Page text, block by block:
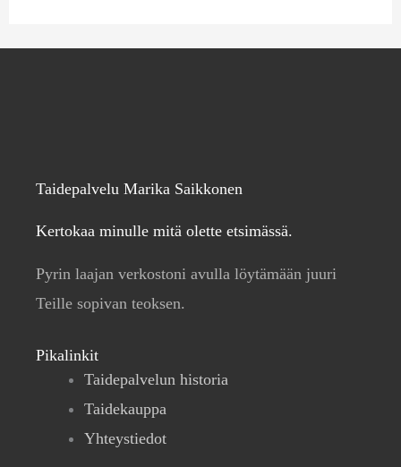
Taidepalvelu Marika Saikkonen
Kertokaa minulle mitä olette etsimässä.
Pyrin laajan verkostoni avulla löytämään juuri
Teille sopivan teoksen.
Pikalinkit
Taidepalvelun historia
Taidekauppa
Yhteystiedot